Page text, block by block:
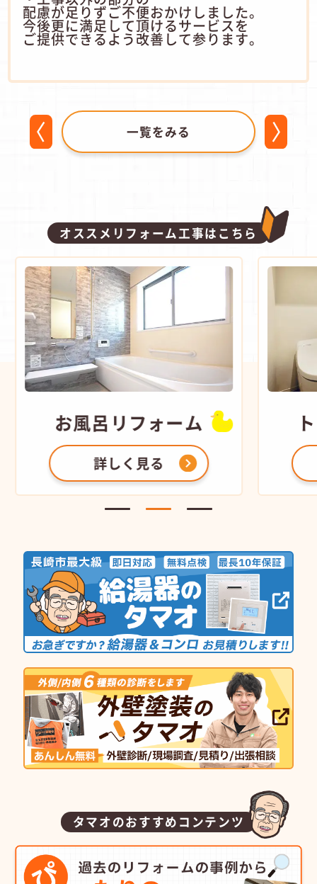
配慮が足りずご不便おかけしました。
今後更に満足して頂けるサービスを
ご提供できるよう改善して参ります。
一覧をみる
オススメリフォーム工事はこちら
お風呂 リフォーム
詳しく見る
タマオのおすすめコンテンツ